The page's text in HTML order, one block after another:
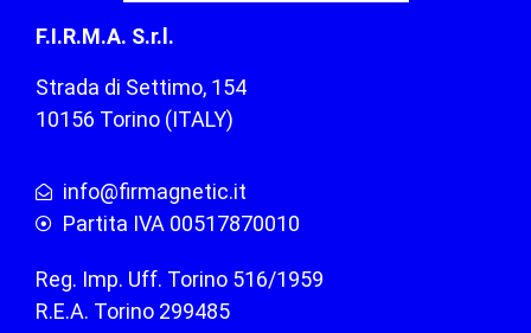
F.I.R.M.A. S.r.l.
Strada di Settimo, 154
10156 Torino (ITALY)
info@firmagnetic.it
Partita IVA 00517870010
Reg. Imp. Uff. Torino 516/1959
R.E.A. Torino 299485